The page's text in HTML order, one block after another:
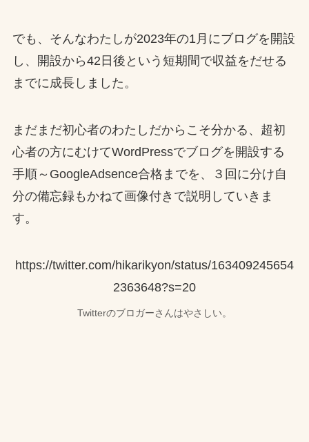
でも、そんなわたしが2023年の1月にブログを開設
し、開設から42日後という短期間で収益をだせる
までに成長しました。
まだまだ初心者のわたしだからこそ分かる、超初
心者の方にむけてWordPressでブログを開設する
手順～GoogleAdsence合格までを、３回に分け自
分の備忘録もかねて画像付きで説明していきま
す。
https://twitter.com/hikarikyon/status/163409245654
2363648?s=20
Twitterのブロガーさんはやさしい。